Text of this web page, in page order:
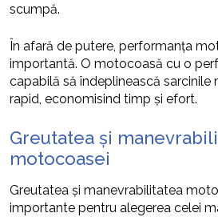
scumpă.
În afară de putere, performanța
importantă. O motocoasă cu o
capabilă să îndeplinească sarcinile
rapid, economisind timp și efort.
Greutatea și
motocoasei
Greutatea și manevrabilitatea
importante pentru alegerea celei